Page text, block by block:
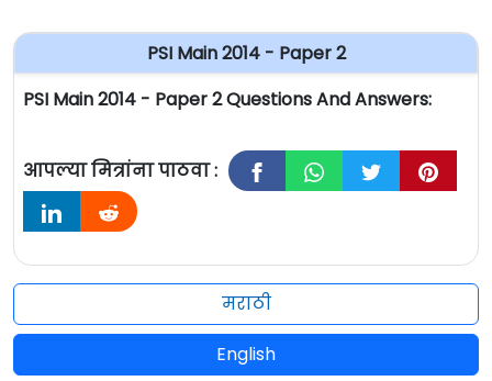
PSI Main 2014 - Paper 2
PSI Main 2014 - Paper 2 Questions And Answers:
आपल्या मित्रांना पाठवा :
मराठी
English